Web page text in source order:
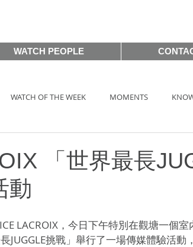
WATCH PEOPLE
WATCH OF THE WEEK MOMENTS
PRE-BASEL 2018
PRE-BASEL 2020 JEWELRY Gadget News
「世界最長
動
LACROIX，今日下午特別在觀塘一個
JUGGLE挑戰」舉行了一場傳媒體驗活動